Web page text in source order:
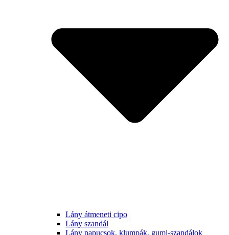
Lány átmeneti cipo
Lány szandál
Lány papucsok, klumpák, gumi-szandálok